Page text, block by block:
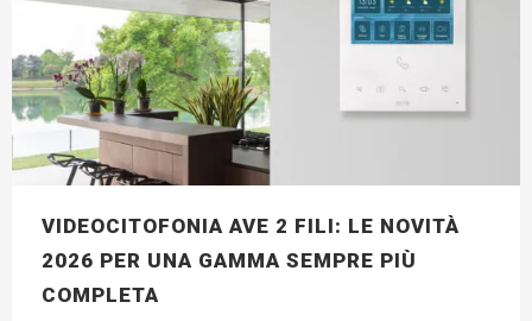
VIDEOCITOFONIA AVE 2 FILI: LE NOVITÀ
2026 PER UNA GAMMA SEMPRE PIÙ
COMPLETA